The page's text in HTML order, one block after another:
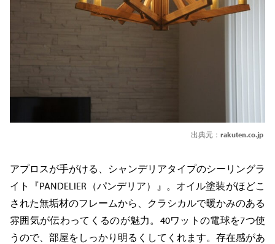
出典元： rakuten.co.jp
アプロスが手がける、シャンデリアタイプのシーリングラ
イト『PANDELIER（パンデリア）』。オイル塗装がほどこ
された無垢材のフレームから、クラシカルで暖かみのある
雰囲気が伝わってくるのが魅力。40ワットの電球を7つ使
うので、部屋をしっかり明るくしてくれます。存在感があ